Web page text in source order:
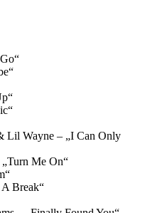
Lil Wayne – „I Can Only
Me On“
Break“